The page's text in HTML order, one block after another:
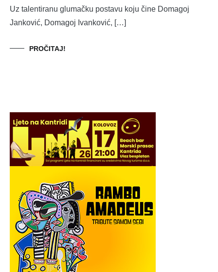
Uz talentiranu glumačku postavu koju čine Domagoj
Janković, Domagoj Ivanković, […]
PROČITAJ!